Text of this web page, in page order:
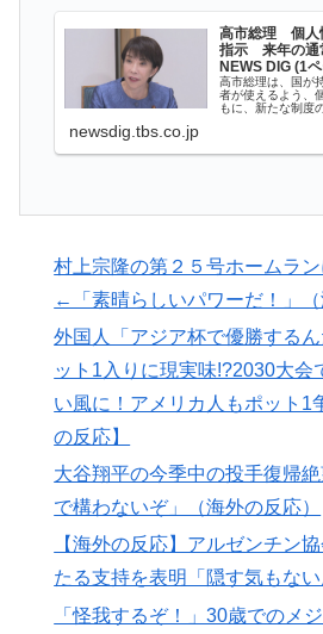
海外「全部日本の真似だったの
レビ番組が最新SNSの数十年先
韓国人「熊本地震で見る日本の土
覧ください」→「これはすごいわ
ゴンボール」【海外の反応】
▶ 外国人「アジア杯で優勝するんだ
ト1入りに現実味!?2030大会で出
に！アメリカ人もポット1争い
応】
▶ 韓国人「フランスの有力紙も大韓
の不祥事を詳細に報道！」→「
展してしまう‥」
大地震が起きても手術をやり遂
海外でも凄すぎると絶賛
韓国人「日本メディアが大型台
高市総理 個人
指示 来年の通
NEWS DIG (1
高市総理は、国が
者が使えるよう、
もに、新たな制度
newsdig.tbs.co.jp
村上宗隆の第２５号ホームラン
←「素晴らしいパワーだ！」（
外国人「アジア杯で優勝する
ット1入りに現実味!?2030大会
い風に！アメリカ人もポット1
の反応】
大谷翔平の今季中の投手復帰
で構わないぞ」（海外の反応）
【海外の反応】アルゼンチン
たる支持を表明「隠す気もない
「怪我するぞ！」30歳でのメ